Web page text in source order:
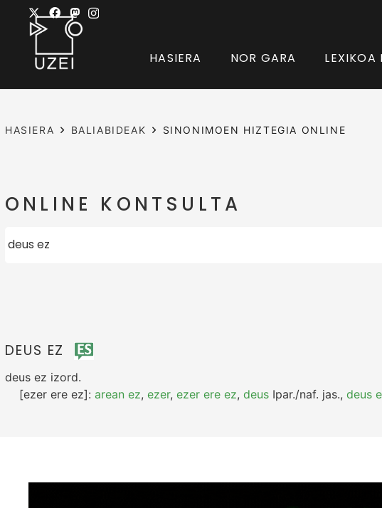
HASIERA NOR GARA LEXIKOA
HASIERA BALIABIDEAK SINONIMOEN HIZTEGIA ONLINE
ONLINE KONTSULTA
DEUS EZ
deus ez izord.
[ezer ere ez]: arean ez, ezer, ezer ere ez, deus Ipar./naf. jas., deus